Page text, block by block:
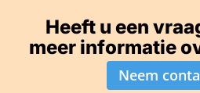
Heeft u een
meer informatie
Neem